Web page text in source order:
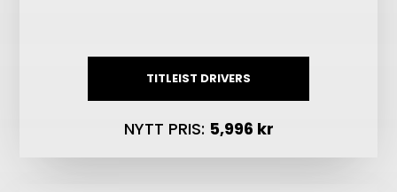
TITLEIST DRIVERS
NYTT PRIS: 5,996 kr